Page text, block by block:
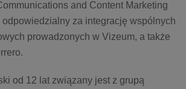
and Content Marketing
odpowiedzialny za integrację wspólnych
prowadzonych w Vizeum, a także
od 12 lat związany jest z grupą